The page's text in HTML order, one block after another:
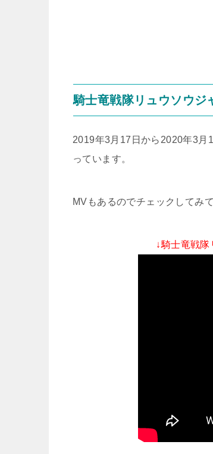
騎士竜戦隊リュウソウジ
2019年3月17日から2020年3月
っています。
MVもあるのでチェックしてみ
↓騎士竜戦